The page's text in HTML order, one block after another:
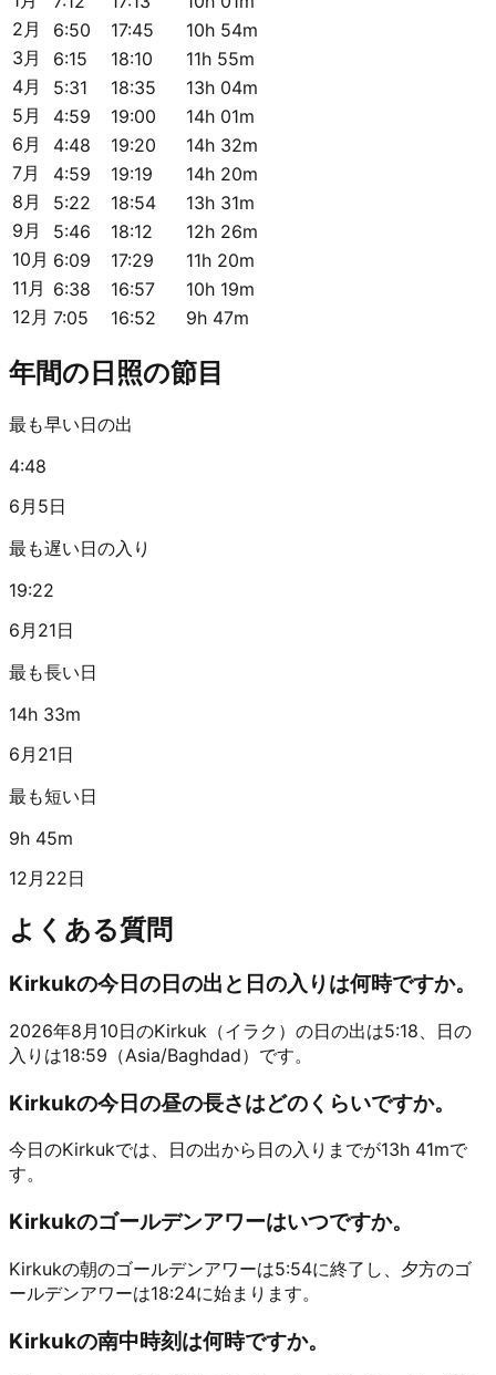
2月
6:50 17:45
10h 54m
3月
6:15 18:10
11h 55m
4月
5:31 18:35
13h 04m
5月
4:59 19:00
14h 01m
6月
4:48 19:20
14h 32m
7月
4:59 19:19
14h 20m
8月
5:22 18:54
13h 31m
9月
5:46 18:12
12h 26m
10月 6:09 17:29
11h 20m
11月 6:38 16:57
10h 19m
12月 7:05 16:52 9h 47m
年間の日照の節目
最も早い日の出
4:48
6月5日
最も遅い日の入り
19:22
6月21日
最も長い日
14h 33m
6月21日
最も短い日
9h 45m
12月22日
よくある質問
Kirkukの今日の日の出と日の入りは何時ですか。
2026年8月10日のKirkuk（イラク）の日の出は5:18、日の
入りは18:59（Asia/Baghdad）です。
Kirkukの今日の昼の長さはどのくらいですか。
今日のKirkukでは、日の出から日の入りまでが13h 41mで
す。
Kirkukのゴールデンアワーはいつですか。
Kirkukの朝のゴールデンアワーは5:54に終了し、夕方のゴ
ールデンアワーは18:24に始まります。
Kirkukの南中時刻は何時ですか。